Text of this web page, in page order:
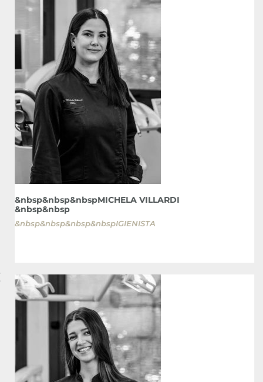
&nbsp&nbsp&nbspMICHELA VILLARDI
&nbsp&nbsp
&nbsp&nbsp&nbsp&nbspIGIENISTA